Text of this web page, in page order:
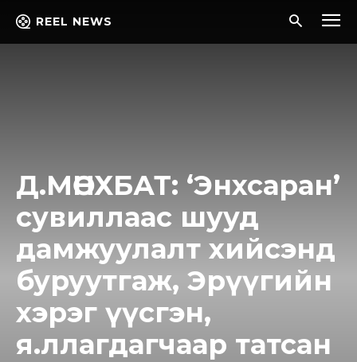
REEL NEWS
Д.МӨНХБАТ: ‘Энхсаран’
сувиллаас шууд
дамжуулалт хийсэнд
буруутгаж, Эрүүгийн
хэрэг үүсгэн,
я.ллагдагчаар татсан